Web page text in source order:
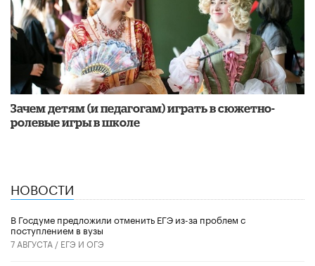
Зачем детям (и педагогам) играть в сюжетно-
ролевые игры в школе
НОВОСТИ
В Госдуме предложили отменить ЕГЭ из-за проблем с
поступлением в вузы
7 АВГУСТА / ЕГЭ И ОГЭ